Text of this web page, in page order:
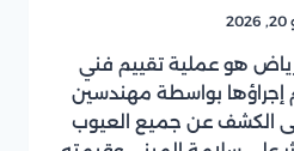
هو عملية تقييم فني
إجراؤها بواسطة مهندسين
الكشف عن جميع العيوب